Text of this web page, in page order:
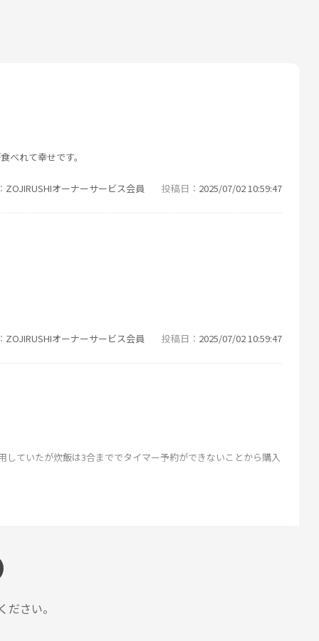
べれて幸せです。
ZOJIRUSHIオーナーサービス会員 投稿日 2025/07/02 10:59:47
ZOJIRUSHIオーナーサービス会員 投稿日 2025/07/02 10:59:47
ていたが炊飯は3合まででタイマー予約ができないことから購入
ご飯の食感が美味しい。中蓋も以前は3枚にばらして洗っていた
ださい。